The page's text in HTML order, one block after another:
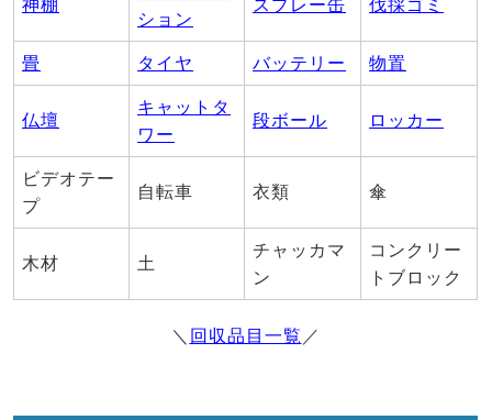
神棚
ション
スプレー缶 伐採ゴミ
畳 タイヤ バッテリー 物置
仏壇
キャットタ
ワー
段ボール ロッカー
ビデオテー
プ
自転車 衣類 傘
木材 土
チャッカマ
ン
コンクリー
トブロック
＼ 回収品目一覧 ／